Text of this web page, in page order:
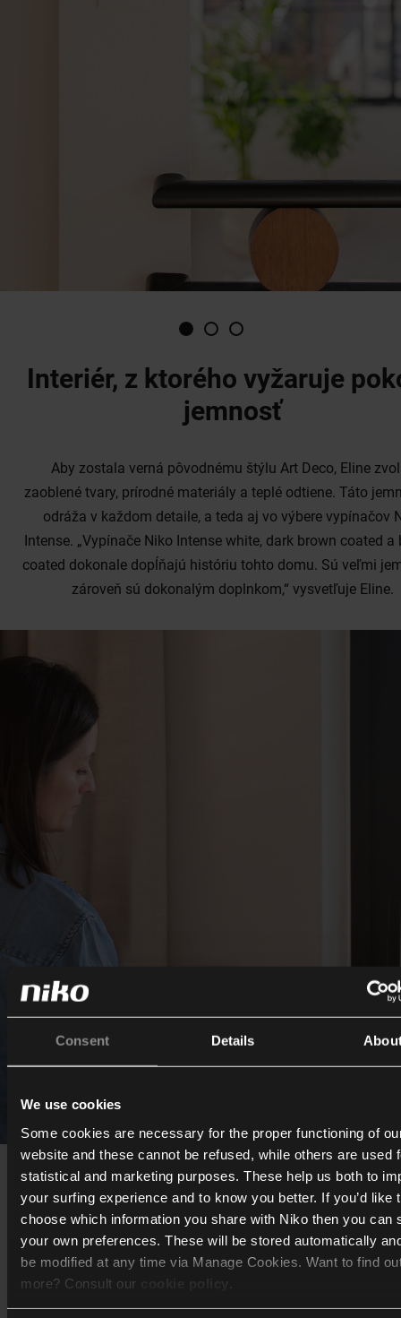
Consent Details
We use cookies
Some cookies are necessary for the proper functioning of
website and these cannot be refused, while others are used
statistical and marketing purposes. These help us both to
your surfing experience and to know you better. If you’d like
choose which information you share with Niko then you can
your own preferences. These will be stored automatically
be modified at any time via Manage Cookies. Want to find
more? Consult our
Interiér, z ktorého vyžaruje
jemnosť
Aby zostala verná pôvodnému štýlu Art Deco, Eline
zaoblené tvary, prírodné materiály a teplé odtiene. Táto
odráža v každom detaile, a teda aj vo výbere vypínačov
coated dokonale dopĺňajú históriu tohto domu. Sú veľmi
zároveň sú dokonalým doplnkom,“ vysvetľuje Eline.
Miesto, kde sa stretáva
funkčnosťou
V našom dome nechýbajú ani stmievače a USB
Home Control. „Bez nich si už náš život nevieme
Napríklad osvetlenie si vieme prispôsobiť podľa miestnosti